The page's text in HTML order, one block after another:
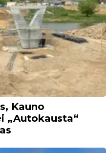
Kauno
„Autokausta“